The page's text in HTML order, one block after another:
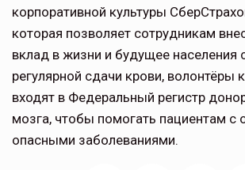
корпоративной культуры
которая позволяет сотрудникам
вклад в жизни и будущее
регулярной сдачи крови, волонтёры
входят в Федеральный регистр
мозга, чтобы помогать пациентам с
опасными заболеваниями.